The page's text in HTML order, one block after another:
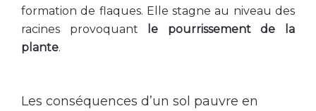
formation de flaques. Elle stagne au niveau des
racines provoquant
le pourrissement de la
plante.
Les conséquences d’un sol pauvre en